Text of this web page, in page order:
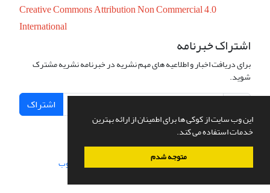
این وب سایت از کوکی ها برای اطمینان از ارائه بهترین
خدمات استفاده می کند.
متوجه شدم
Creative Commons Attribution Non Commercial 4.0
International
اشتراک خبرنامه
برای دریافت اخبار و اطلاعیه های مهم نشریه در خبرنامه نشریه مشترک
شوید.
اشتراک
سامانه مدیریت نشریات علمی.طراحی و پیاده سازی از سیناوب